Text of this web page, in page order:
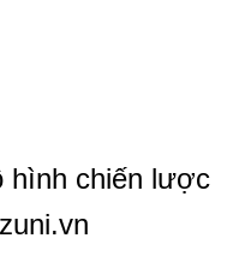
hình chiến lược